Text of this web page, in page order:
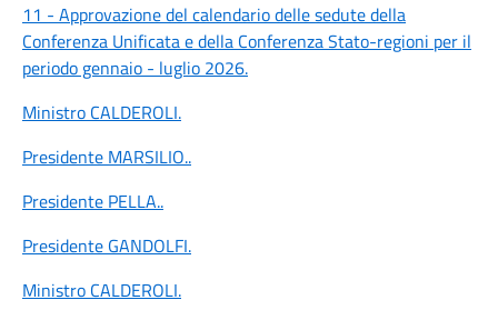
11 - Approvazione del calendario delle sedute della
Conferenza Unificata e della Conferenza Stato-regioni per il
periodo gennaio - luglio 2026.
Ministro CALDEROLI.
Presidente MARSILIO..
Presidente PELLA..
Presidente GANDOLFI.
Ministro CALDEROLI.